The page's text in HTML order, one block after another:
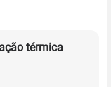
térmica